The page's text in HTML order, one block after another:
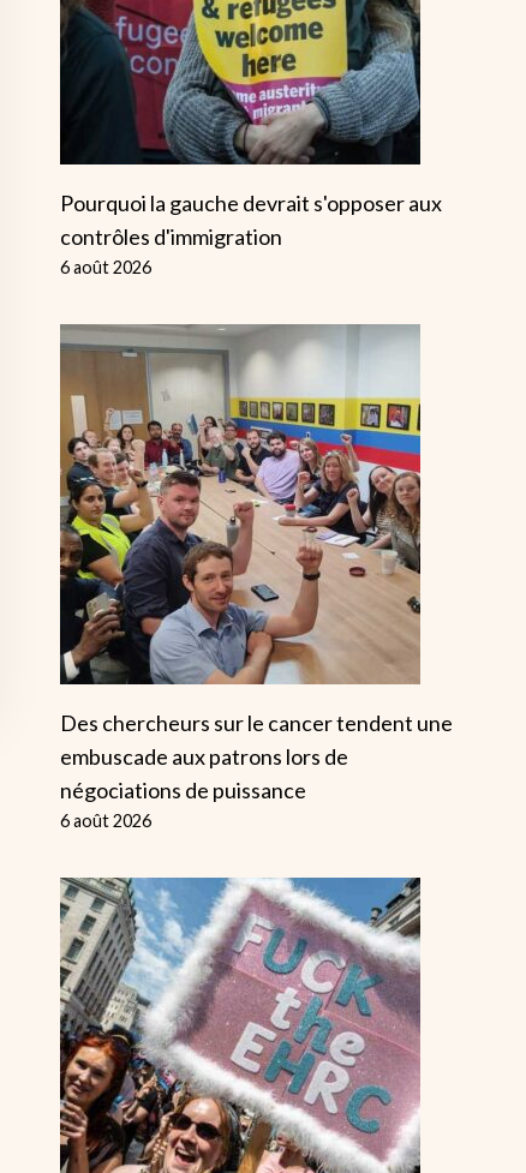
Pourquoi la gauche devrait s'opposer aux
contrôles d'immigration
6 août 2026
Des chercheurs sur le cancer tendent une
embuscade aux patrons lors de
négociations de puissance
6 août 2026